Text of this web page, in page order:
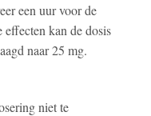
een uur voor de
kan de dosis
naar 25 mg.
niet te